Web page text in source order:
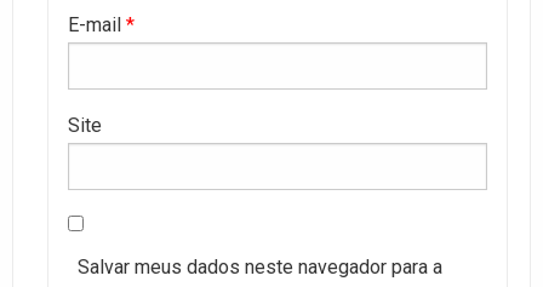
E-mail *
Site
Salvar meus dados neste navegador para a